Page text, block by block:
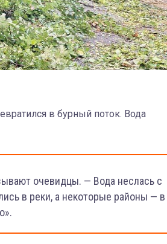
в бурный поток. Вода
очевидцы. — Вода неслась с
в реки, а некоторые районы — в